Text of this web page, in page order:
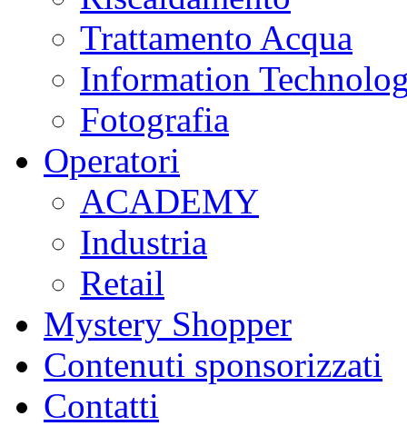
Trattamento Acqua
Information
Fotografia
Operatori
ACADEMY
Industria
Retail
Mystery Shopper
Contenuti sponsorizzati
Contatti